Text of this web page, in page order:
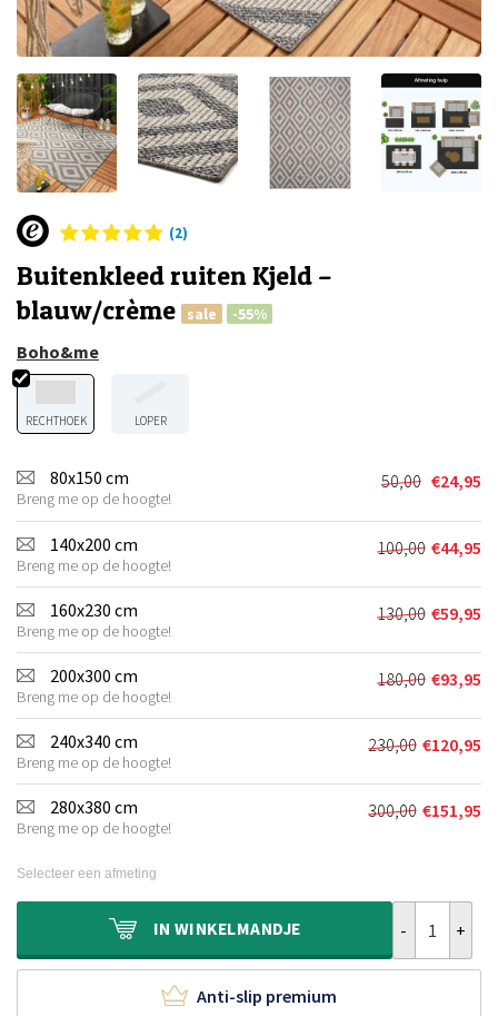
(2)
Buitenkleed ruiten Kjeld –
blauw/crème
sale -55%
Boho&me
RECHTHOEK LOPER
80x150 cm
Breng me op de hoogte!
50,00
prijs
was:
€50,00.
€24,95
Huidige
prijs
is:
€24,95.
140x200 cm
Breng me op de hoogte!
100,00
prijs
was:
€100,00.
€44,95
Huidige
prijs
is:
€44,95.
160x230 cm
Breng me op de hoogte!
130,00
prijs
was:
€130,00.
€59,95
Huidige
prijs
is:
€59,95.
200x300 cm
Breng me op de hoogte!
180,00
prijs
was:
€180,00.
€93,95
Huidige
prijs
is:
€93,95.
240x340 cm
Breng me op de hoogte!
230,00
prijs
was:
€230,00.
€120,95
Huidige
prijs
is:
€120,95.
280x380 cm
Breng me op de hoogte!
300,00 €151,95
Huidige
Selecteer een afmeting
IN WINKELMANDJE
Anti-slip premium